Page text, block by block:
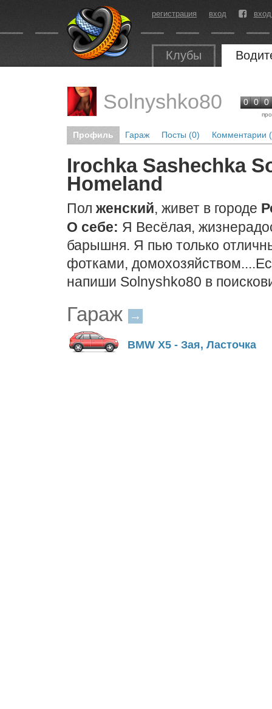
регистрация вход
Клубы
Solnyshko80 0 0 0
Профиль Гараж Посты (0) Комментарии
Irochka Sashechka
Homeland
Пол женский, живет в городе
О себе: Я Весёлая,
барышня. Я пью только
фотками,
напиши Solnyshko80 в
Гараж →
BMW X5 - Зая, Ласточка